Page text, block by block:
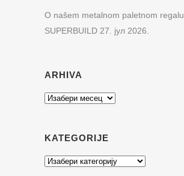
O našem metalnom paletnom regalu
SUPERBUILD 27. јул 2026.
ARHIVA
Arhiva
KATEGORIJE
Kategorije